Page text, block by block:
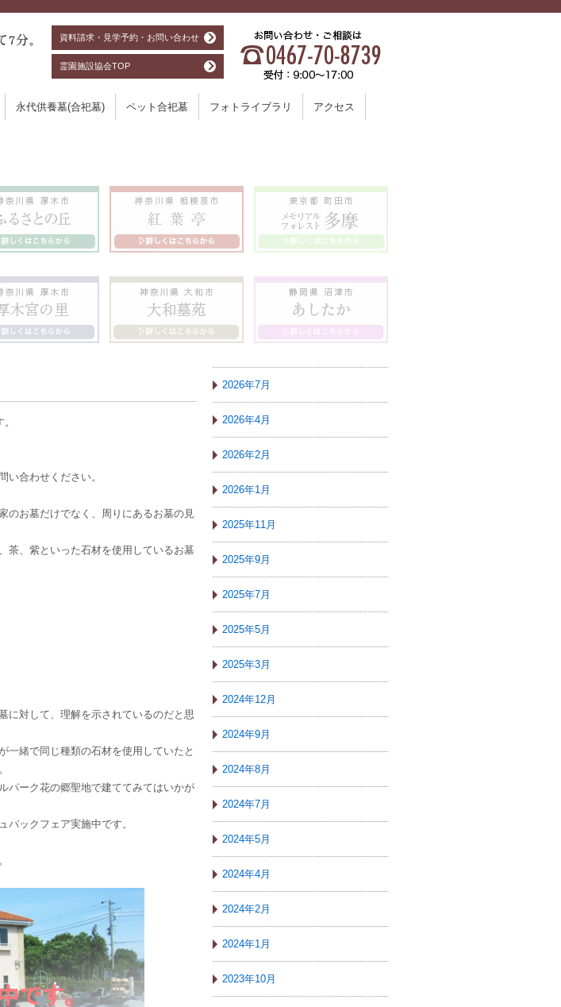
資料請求・見学予約・お問い合わせ
霊園施設協会TOP
永代供養墓(合祀墓) ペット合祀墓 フォトライブラリ アクセス
合わせください。
のお墓だけでなく、周りにあるお墓の見
茶、紫といった石材を使用しているお墓
に対して、理解を示されているのだと思
一緒で同じ種類の石材を使用していたと
パーク花の郷聖地で建ててみてはいかが
ックフェア実施中です。
2026年7月
2026年4月
2026年2月
2026年1月
2025年11月
2025年9月
2025年7月
2025年5月
2025年3月
2024年12月
2024年9月
2024年8月
2024年7月
2024年5月
2024年4月
2024年2月
2024年1月
2023年10月